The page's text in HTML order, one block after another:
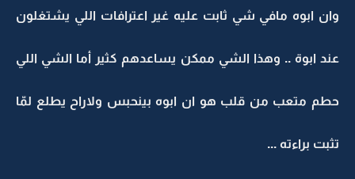
وان ابوه مافي شي ثابت عليه غير اعترافات اللي يشتغلون
عند ابوة .. وهذا الشي ممكن يساعدهم كثير أما الشي اللي
حطم متعب من قلب هو ان ابوه بينحبس ولاراح يطلع لمّا
تثبت براءته ...